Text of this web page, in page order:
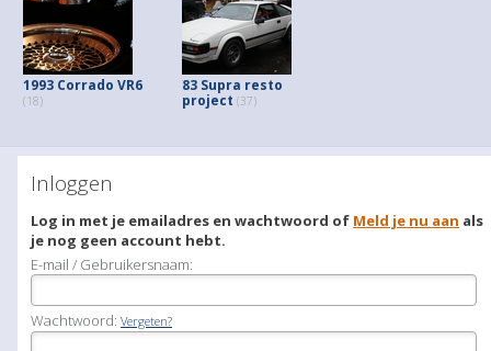
1993 Corrado VR6
(18)
83 Supra resto
project (37)
Inloggen
Log in met je emailadres en wachtwoord of Meld je nu aan als
je nog geen account hebt.
E-mail / Gebruikersnaam:
Wachtwoord: Vergeten?